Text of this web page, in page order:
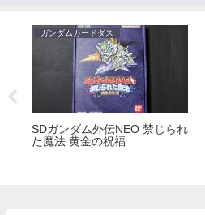
ガンダムカードダス
SDガンダム外伝NEO 禁じられ
た魔法 黄金の祝福